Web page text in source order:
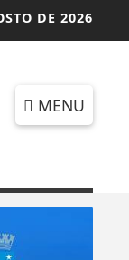
DE 2026
MENU